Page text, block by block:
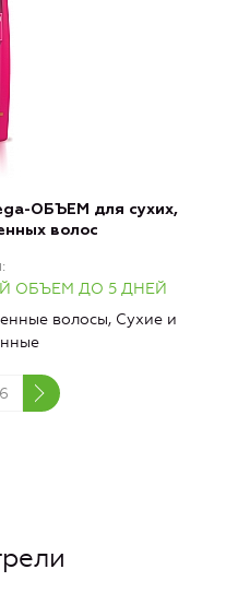
ОБЪЕМ для сухих,
волос
ОБЪЕМ ДО 5 ДНЕЙ
волосы, Сухие и
6